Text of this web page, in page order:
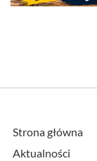
Strona główna
Aktualności